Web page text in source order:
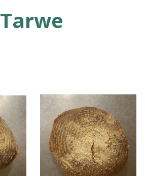
Tarwe